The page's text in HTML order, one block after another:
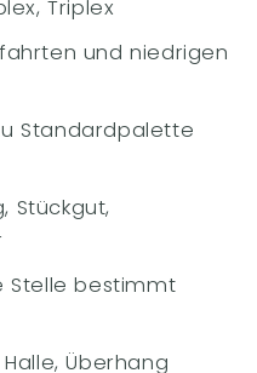
Triplex
und niedrigen
Standardpalette
Stückgut,
Stelle bestimmt
Überhang